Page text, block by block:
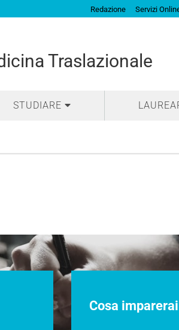
Redazione Servizi
Traslazionale
STUDIARE
Cosa imparerai